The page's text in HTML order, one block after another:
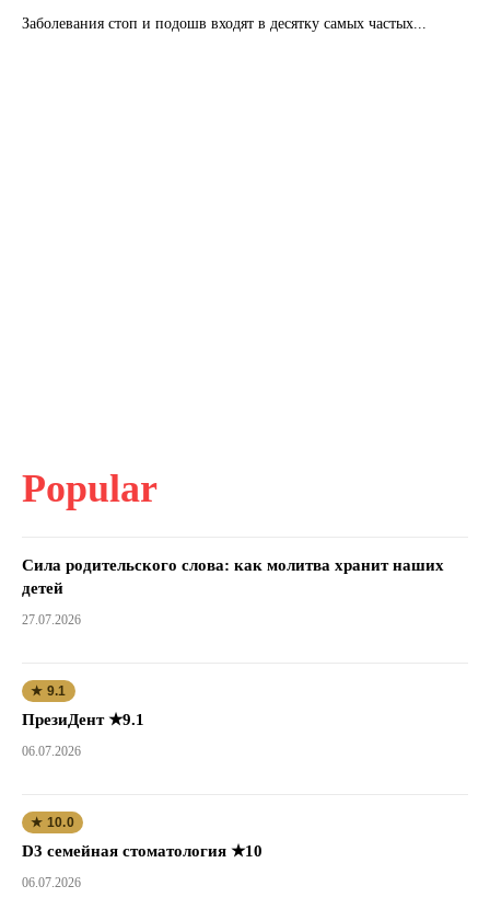
Заболевания стоп и подошв входят в десятку самых частых...
Popular
Сила родительского слова: как молитва хранит наших
детей
27.07.2026
★ 9.1
ПрезиДент ★9.1
06.07.2026
★ 10.0
D3 семейная стоматология ★10
06.07.2026